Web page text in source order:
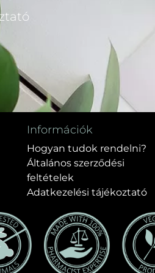
Információk
Hogyan tudok rendelni?
Általános szerződési
feltételek
Adatkezelési tájékoztató